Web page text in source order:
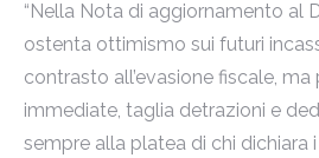
“Nella Nota di aggiornamento al
ostenta ottimismo sui futuri
contrasto all’evasione fiscale,
immediate, taglia detrazioni e
sempre alla platea di chi dichiara